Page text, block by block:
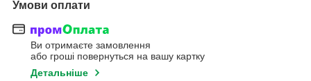
Умови оплати
Ви отримаєте замовлення
або гроші повернуться на вашу картку
Детальніше